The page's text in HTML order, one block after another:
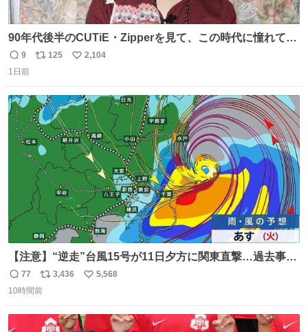
90年代後半のCUTiE・Zipperを見て、この時代に憧れて
「令和」に再現した22歳🍓 身につけてるものは全て90年代
後半のお洋服❤︎
返
信
9
リ
ト
数
125
い
数
2,104
1日前
【注意】“逆走”台風15号が11日夕方に関東直撃…過去事例
が少なく予想外の被害も懸念
news.livedoor.com/lite/article_d… 台風15号はかなり珍し
に進んで上陸した台風は過去にも3例しかない。もしも、
返
信
77
リ
ポ
ト
3,436
い
数
5,568
10時間前